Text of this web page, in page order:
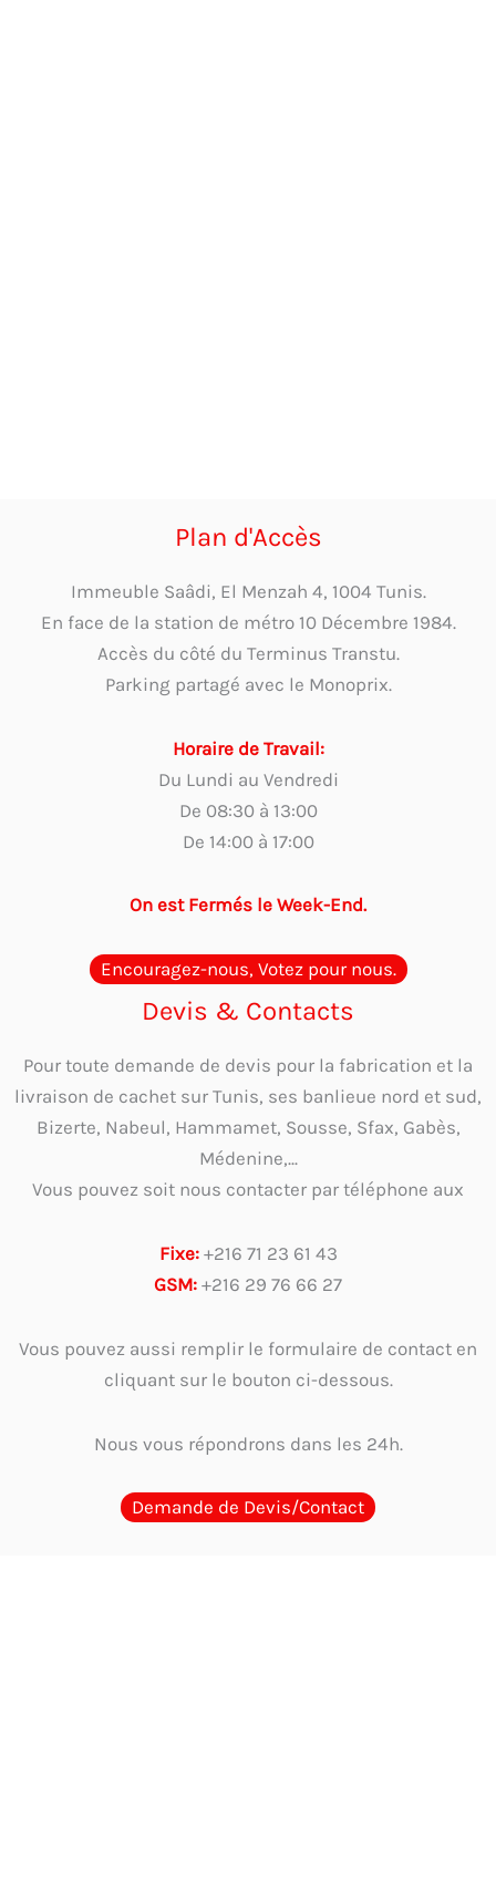
Plan d'Accès
Immeuble Saâdi, El Menzah 4, 1004 Tunis.
En face de la station de métro 10 Décembre 1984.
Accès du côté du Terminus Transtu.
Parking partagé avec le Monoprix.
Horaire de Travail:
Du Lundi au Vendredi
De 08:30 à 13:00
De 14:00 à 17:00
On est Fermés le Week-End.
Encouragez-nous, Votez pour nous.
Devis & Contacts
Pour toute demande de devis pour la fabrication et la
livraison de cachet sur Tunis, ses banlieue nord et sud,
Bizerte, Nabeul, Hammamet, Sousse, Sfax, Gabès,
Médenine,...
Vous pouvez soit nous contacter par téléphone aux
Fixe: +216 71 23 61 43
GSM: +216 29 76 66 27
Vous pouvez aussi remplir le formulaire de contact en
cliquant sur le bouton ci-dessous.
Nous vous répondrons dans les 24h.
Demande de Devis/Contact